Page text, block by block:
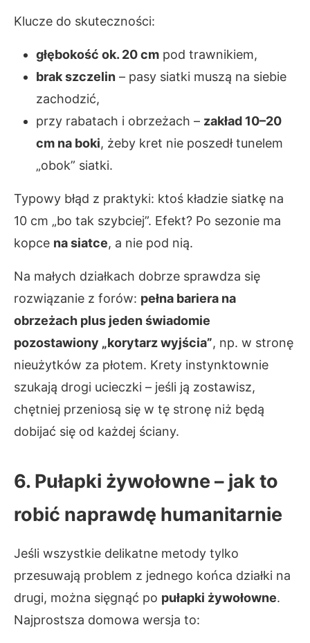
Klucze do skuteczności:
głębokość ok. 20 cm pod trawnikiem,
brak szczelin – pasy siatki muszą na siebie
zachodzić,
przy rabatach i obrzeżach – zakład 10–20
cm na boki, żeby kret nie poszedł tunelem
„obok” siatki.
Typowy błąd z praktyki: ktoś kładzie siatkę na
10 cm „bo tak szybciej”. Efekt? Po sezonie ma
kopce na siatce, a nie pod nią.
Na małych działkach dobrze sprawdza się
rozwiązanie z forów: pełna bariera na
obrzeżach plus jeden świadomie
pozostawiony „korytarz wyjścia”, np. w stronę
nieużytków za płotem. Krety instynktownie
szukają drogi ucieczki – jeśli ją zostawisz,
chętniej przeniosą się w tę stronę niż będą
dobijać się od każdej ściany.
6. Pułapki żywołowne – jak to
robić naprawdę humanitarnie
Jeśli wszystkie delikatne metody tylko
przesuwają problem z jednego końca działki na
drugi, można sięgnąć po pułapki żywołowne.
Najprostsza domowa wersja to: